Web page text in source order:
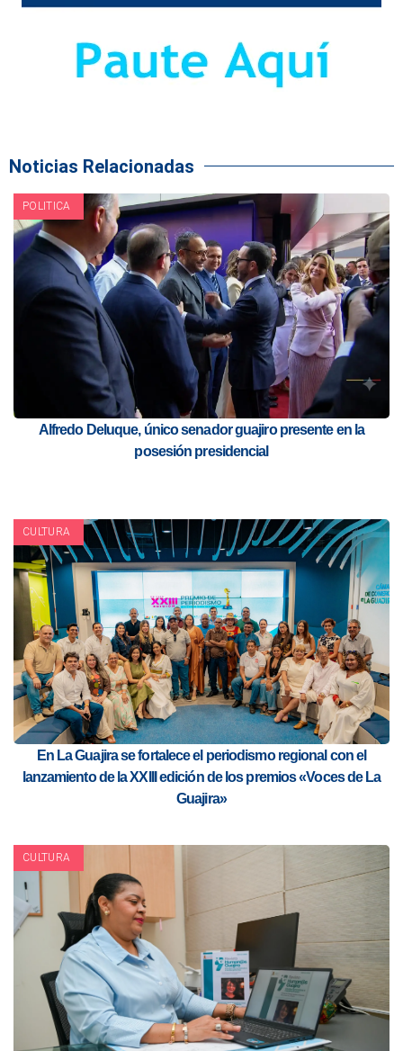
Noticias Relacionadas
POLITICA
Alfredo Deluque, único senador guajiro presente en la
posesión presidencial
CULTURA
En La Guajira se fortalece el periodismo regional con el
lanzamiento de la XXIII edición de los premios «Voces de La
Guajira»
CULTURA